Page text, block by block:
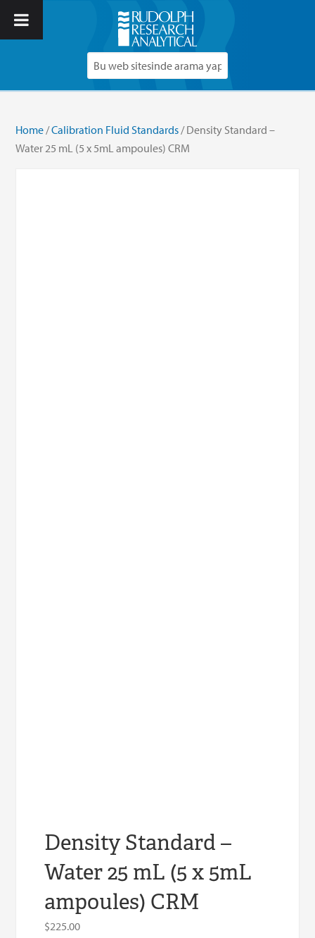
Home /Calibration Fluid Standards / Density Standard –
Water 25 mL (5 x 5mL ampoules) CRM
Density Standard –
Water 25 mL (5 x 5mL
ampoules) CRM
$225.00